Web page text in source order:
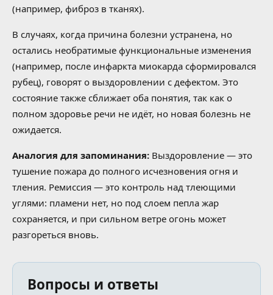
(например, фиброз в тканях).
В случаях, когда причина болезни устранена, но
остались необратимые функциональные изменения
(например, после инфаркта миокарда сформировался
рубец), говорят о выздоровлении с дефектом. Это
состояние также сближает оба понятия, так как о
полном здоровье речи не идёт, но новая болезнь не
ожидается.
Аналогия для запоминания: Выздоровление — это
тушение пожара до полного исчезновения огня и
тления. Ремиссия — это контроль над тлеющими
углями: пламени нет, но под слоем пепла жар
сохраняется, и при сильном ветре огонь может
разгореться вновь.
Вопросы и ответы